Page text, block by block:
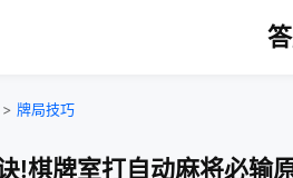
> 牌局技巧
!棋牌室打自动麻将必输